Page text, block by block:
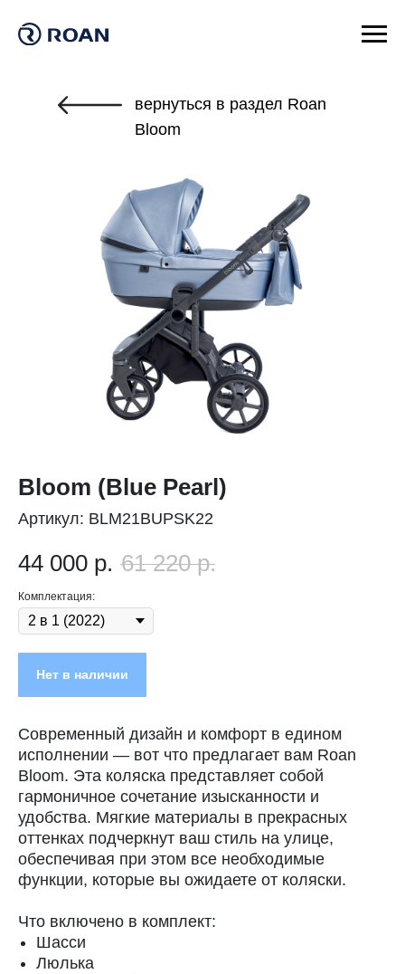
вернуться в раздел Roan
Bloom
Bloom (Blue Pearl)
Артикул: BLM21BUPSK22
44 000 р. 61 220 р.
Комплектация:
Нет в наличии
Современный дизайн и комфорт в едином
исполнении — вот что предлагает вам Roan
Bloom. Эта коляска представляет собой
гармоничное сочетание изысканности и
удобства. Мягкие материалы в прекрасных
оттенках подчеркнут ваш стиль на улице,
обеспечивая при этом все необходимые
функции, которые вы ожидаете от коляски.
Что включено в комплект:
Шасси
Люлька